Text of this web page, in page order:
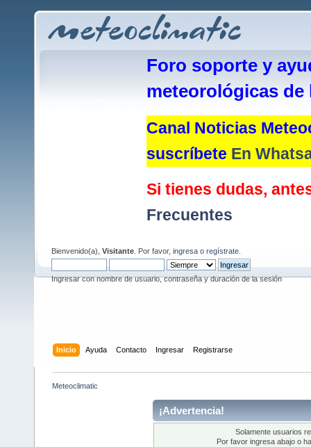
Foro soporte y
meteorológicas de
Canal Noticias
suscríbete En
Si tienes dudas,
Frecuentes
Bienvenido(a), Visitante . Por favor, ingresa o regístrate
Ingresar con nombre de usuario, contraseña y duración de la sesión
Inicio Ayuda Contacto Ingresar Registrarse
Meteoclimatic
¡Advertencia!
Solamente usuarios
Por favor ingresa abajo o